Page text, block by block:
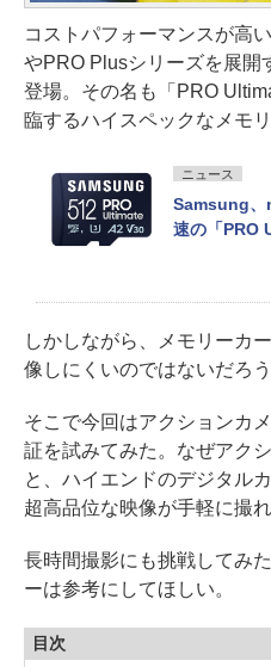
コストパフォーマンスが高
やPRO Plusシリーズを展開
登場。その名も「PRO
臨するハイスペックなメモ
ニュース
Samsung、
速の「PRO
しかしながら、メモリーカ
像しにくいのではないだろ
そこで今回はアクションカ
証を試みてみた。なぜアク
と、ハイエンドのデジタル
超高品位な映像が手軽に撮れ
長時間撮影にも挑戦してみ
ーは参考にしてほしい。
目次